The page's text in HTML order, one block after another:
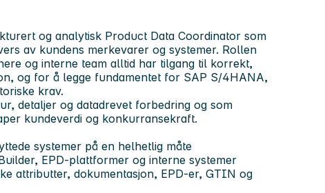
og analytisk Product Data Coordinator som
av kundens merkevarer og systemer. Rollen
og interne team alltid har tilgang til korrekt,
og for å legge fundamentet for SAP S/4HANA,
krav.
detaljer og datadrevet forbedring og som
kundeverdi og konkurransekraft.
systemer på en helhetlig måte
EPD-plattformer og interne systemer
attributter, dokumentasjon, EPD-er, GTIN og